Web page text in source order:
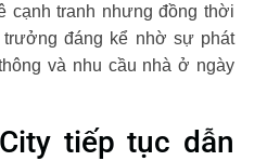
cạnh tranh nhưng đồng thời
đáng kể nhờ sự phát
và nhu cầu nhà ở ngày
tiếp tục dẫn